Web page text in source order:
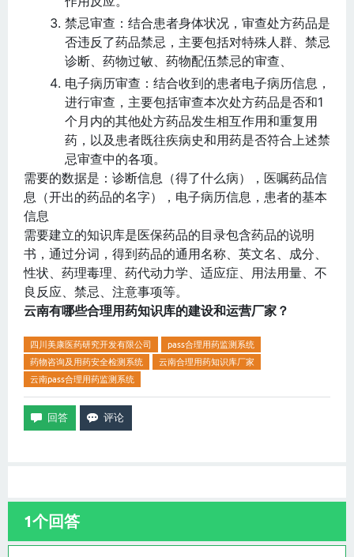
禁忌审查：结合患者身体状况，审查处方药品是
否违反了药品禁忌，主要包括对特殊人群、禁忌
诊断、药物过敏、药物配伍禁忌的审查、
电子病历审查：结合收到的患者电子病历信息，
进行审查，主要包括审查本次处方药品是否和1
个月内的其他处方药品发生相互作用和重复用
药，以及患者既往疾病史和用药是否符合上述禁
忌审查中的各项。
需要的数据是：诊断信息（得了什么病），医嘱药品信
息（开出的药品的名字），电子病历信息，患者的基本
信息
需要建立的知识库是医保药品的目录包含药品的说明
书，通过分词，得到药品的通用名称、英文名、成分、
性状、药理毒理、药代动力学、适应症、用法用量、不
良反应、禁忌、注意事项等。
云南有哪些合理用药知识库的建设和运营厂家？
四川美康医药研究开发有限公司
pass合理用药监测系统
药物咨询及用药安全检测系统
云南合理用药知识库厂家
云南pass合理用药监测系统
1个回答